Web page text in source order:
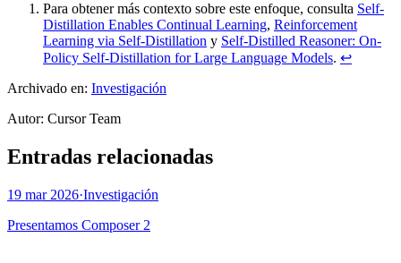
Para obtener más contexto sobre este enfoque, consulta Self-
Distillation Enables Continual Learning, Reinforcement
Learning via Self-Distillation y Self-Distilled Reasoner: On-
Policy Self-Distillation for Large Language Models. ↩
Archivado en: Investigación
Autor: Cursor Team
Entradas relacionadas
19 mar 2026·Investigación
Presentamos Composer 2